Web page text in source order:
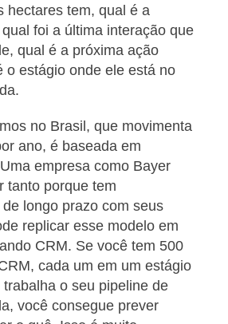
hectares tem, qual é a
foi a última interação que
qual é a próxima ação
o estágio onde ele está no
no Brasil, que movimenta
ano, é baseada em
empresa como Bayer
tanto porque tem
longo prazo com seus
replicar esse modelo em
CRM. Se você tem 500
cada um em um estágio
o seu pipeline de
você consegue prever